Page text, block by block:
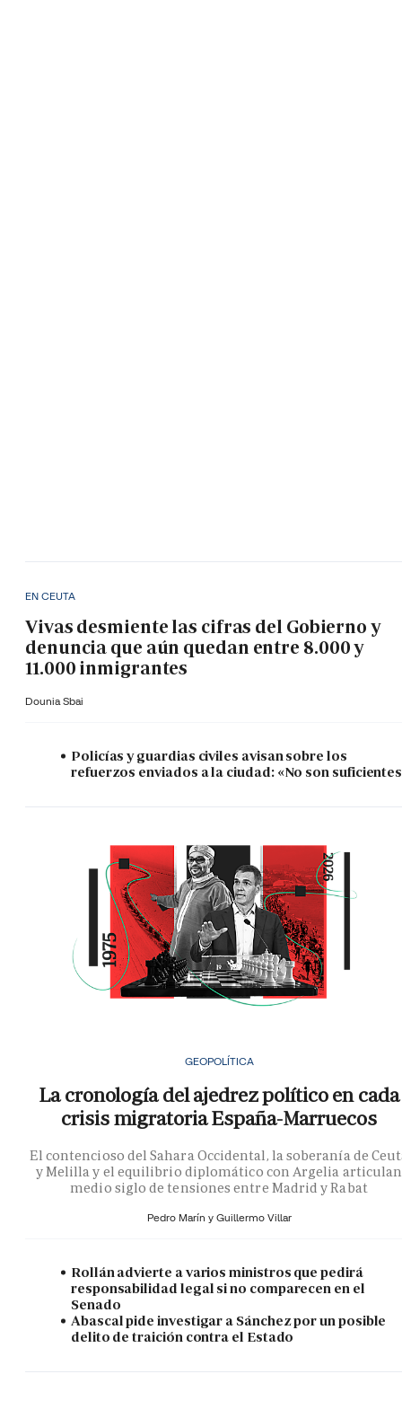
EN CEUTA
Vivas desmiente las cifras del Gobierno y
denuncia que aún quedan entre 8.000 y
11.000 inmigrantes
Dounia Sbai
Policías y guardias civiles avisan sobre los
refuerzos enviados a la ciudad: «No son
GEOPOLÍTICA
La cronología del ajedrez político en cada
crisis migratoria España-Marruecos
El contencioso del Sahara Occidental, la soberanía de
y Melilla y el equilibrio diplomático con Argelia articulan
medio siglo de tensiones entre Madrid y Rabat
Pedro Marín y Guillermo Villar
Rollán advierte a varios ministros que pedirá
responsabilidad legal si no comparecen en el
Senado
Abascal pide investigar a Sánchez por un posible
delito de traición contra el Estado